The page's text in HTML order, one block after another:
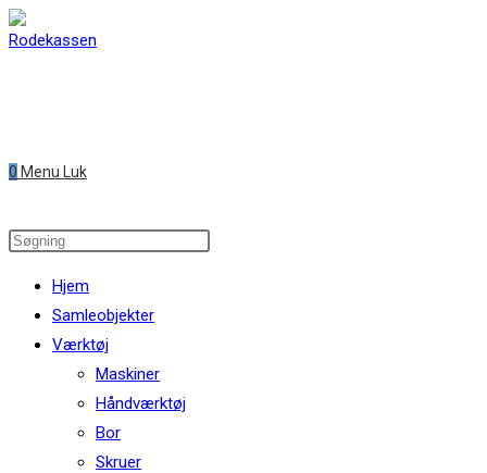
Skip
to
0 Menu Luk
Search
website
Hjem
Samleobjekter
Værktøj
Maskiner
Håndværktøj
Bor
Skruer